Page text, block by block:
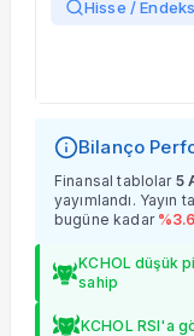
Hisse /
Bilanço
Finansal tablolar 5
yayımlandı. Yayın
bugüne kadar %
KCHOL düşük
sahip
KCHOL RSI'a